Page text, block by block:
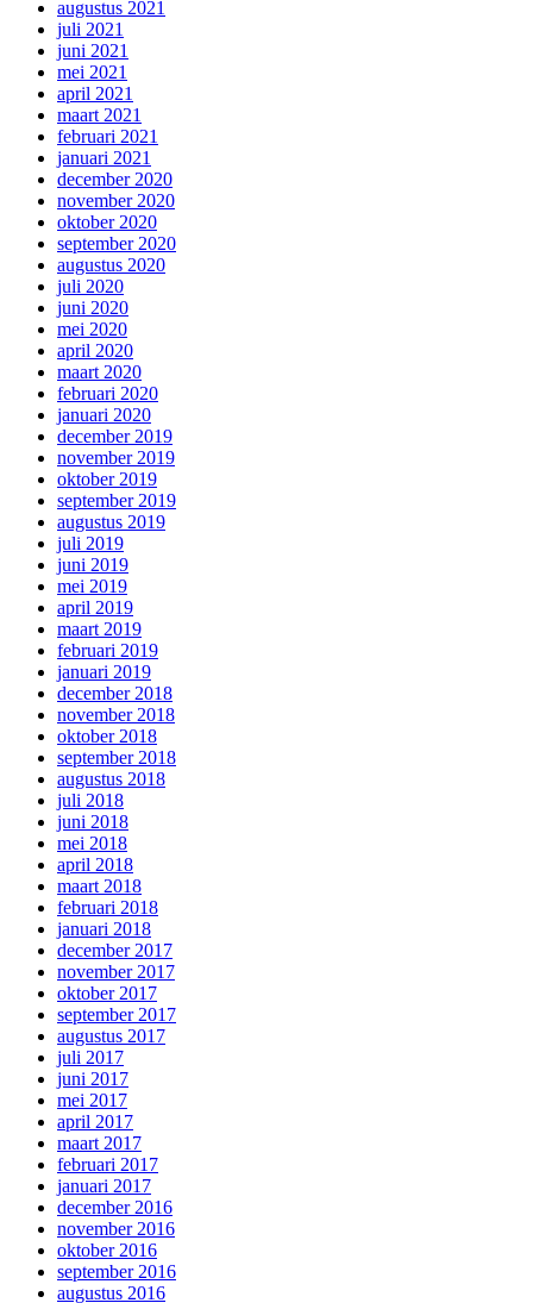
augustus 2021
juli 2021
juni 2021
mei 2021
april 2021
maart 2021
februari 2021
januari 2021
december 2020
november 2020
oktober 2020
september 2020
augustus 2020
juli 2020
juni 2020
mei 2020
april 2020
maart 2020
februari 2020
januari 2020
december 2019
november 2019
oktober 2019
september 2019
augustus 2019
juli 2019
juni 2019
mei 2019
april 2019
maart 2019
februari 2019
januari 2019
december 2018
november 2018
oktober 2018
september 2018
augustus 2018
juli 2018
juni 2018
mei 2018
april 2018
maart 2018
februari 2018
januari 2018
december 2017
november 2017
oktober 2017
september 2017
augustus 2017
juli 2017
juni 2017
mei 2017
april 2017
maart 2017
februari 2017
januari 2017
december 2016
november 2016
oktober 2016
september 2016
augustus 2016